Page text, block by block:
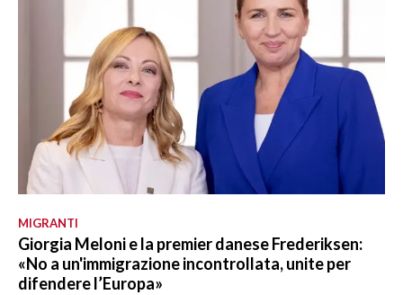
MIGRANTI
Giorgia Meloni e la premier danese Frederiksen:
«No a un'immigrazione incontrollata, unite per
difendere l’Europa»